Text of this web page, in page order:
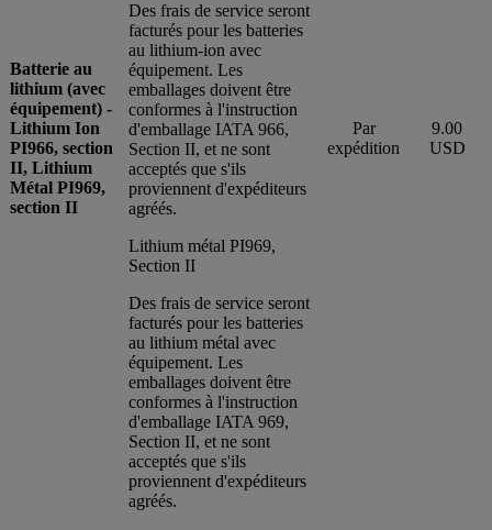
Batterie au
lithium (avec
équipement) -
Lithium Ion
PI966, section
II, Lithium
Métal PI969,
section II
Des frais de service seront
facturés pour les batteries
au lithium-ion avec
équipement. Les
emballages doivent être
conformes à l'instruction
d'emballage IATA 966,
Section II, et ne sont
acceptés que s'ils
proviennent d'expéditeurs
agréés.
Lithium métal PI969,
Section II
Des frais de service seront
facturés pour les batteries
au lithium métal avec
équipement. Les
emballages doivent être
conformes à l'instruction
d'emballage IATA 969,
Section II, et ne sont
acceptés que s'ils
proviennent d'expéditeurs
agréés.
Par
expédition
9.00
USD